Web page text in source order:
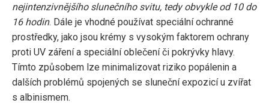
nejintenzivnějšího slunečního svitu, tedy obvykle od 10 do
16 hodin. Dále je vhodné používat speciální ochranné
prostředky, jako jsou krémy s vysokým faktorem ochrany
proti UV záření a speciální oblečení či pokrývky hlavy.
Tímto způsobem lze minimalizovat riziko popálenin a
dalších problémů spojených se sluneční expozicí u zvířat
s albinismem.